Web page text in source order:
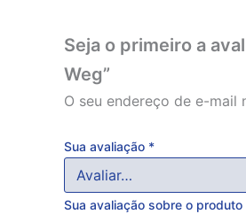
Seja o primeiro a
Weg”
O seu endereço de e-mail
Sua avaliação *
Sua avaliação sobre o produto